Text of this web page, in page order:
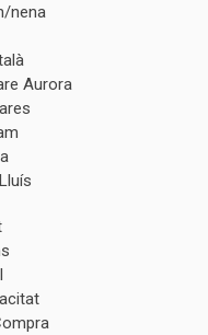
nena
Aurora